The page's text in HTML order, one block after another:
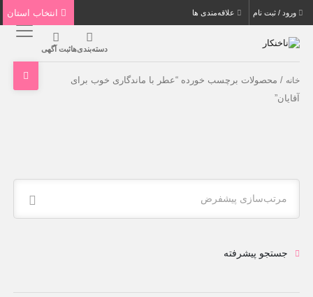
ورود / ثبت نام علاقه‌مندی ها
دسته‌بندی‌هاثبت آگهی
خانه / محصولات برچسب خورده “عطر با ماندگاری خوب برای
آقایان”
مرتب‌سازی پیشفرض
جستجو پیشرفته